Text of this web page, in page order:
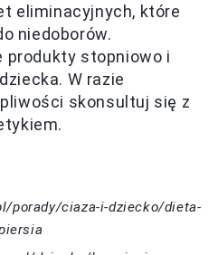
eliminacyjnych, które
niedoborów.
produkty stopniowo i
W razie
skonsultuj się z
porady/ciaza-i-dziecko/dieta-